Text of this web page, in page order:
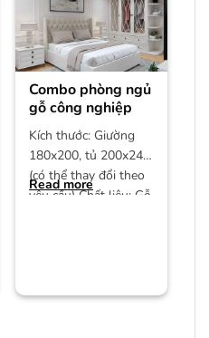
Combo phòng ngủ
gỗ công nghiệp
Kích thước: Giường
180x200, tủ 200x240
(có thể thay đổi theo
yêu cầu) Chất liệu: Gỗ
Read more